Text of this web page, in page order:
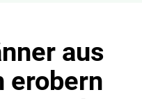
aus
erobern